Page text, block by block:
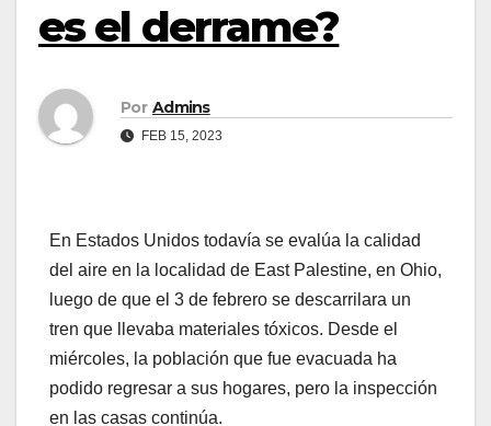
es el derrame?
Por Admins
FEB 15, 2023
En Estados Unidos todavía se evalúa la calidad
del aire en la localidad de East Palestine, en Ohio,
luego de que el 3 de febrero se descarrilara un
tren que llevaba materiales tóxicos. Desde el
miércoles, la población que fue evacuada ha
podido regresar a sus hogares, pero la inspección
en las casas continúa.